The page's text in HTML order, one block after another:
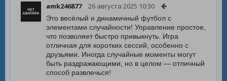
amk246877 26 августа 2025 10:30
Это весёлый и динамичный футбол с
элементами случайности! Управление простое,
что позволяет быстро привыкнуть. Игра
отличная для коротких сессий, особенно с
друзьями. Иногда случайные моменты могут
быть раздражающими, но в целом — отличный
способ развлечься!